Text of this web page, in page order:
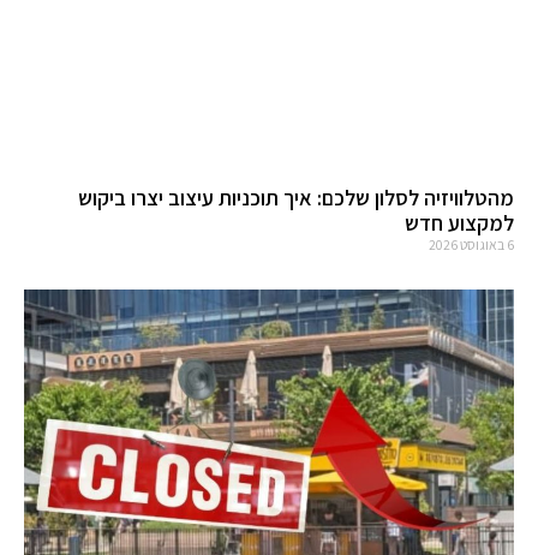
מהטלוויזיה לסלון שלכם: איך תוכניות עיצוב יצרו ביקוש
למקצוע חדש
6 באוגוסט 2026